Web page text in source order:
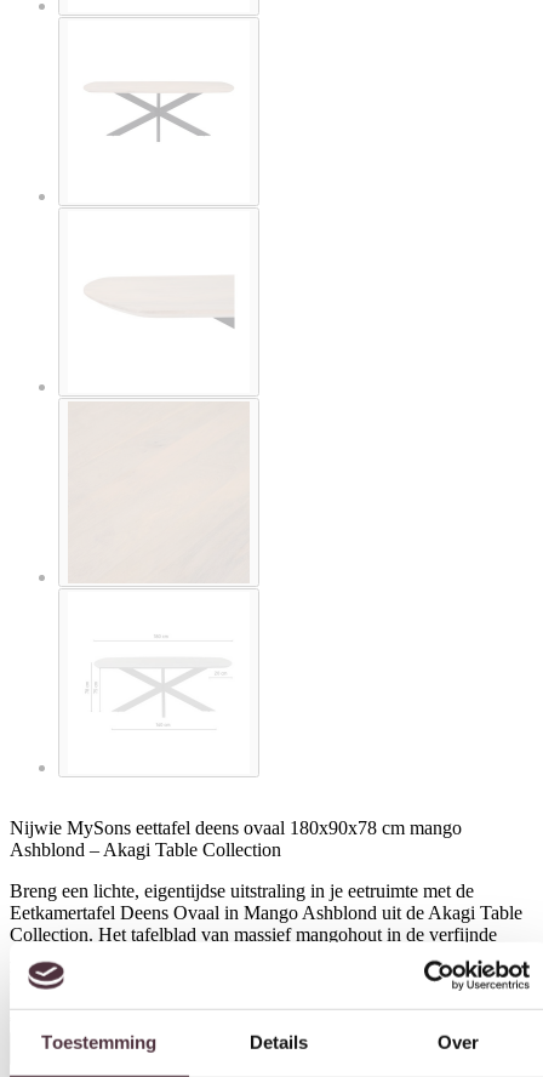
Toestemming Over
Nijwie MySons eettafel deens ovaal 180x90x78 cm mango
Ashblond – Akagi Table Collection
Breng een lichte, eigentijdse uitstraling in je eetruimte met de
Eetkamertafel Deens Ovaal in Mango Ashblond uit de Akagi Table
Collection. Het tafelblad van massief mangohout in de verfijnde
Ashblond afwerking accentueert de natuurlijke schoonheid van het
hout en biedt een subtiele, frisse uitstraling.